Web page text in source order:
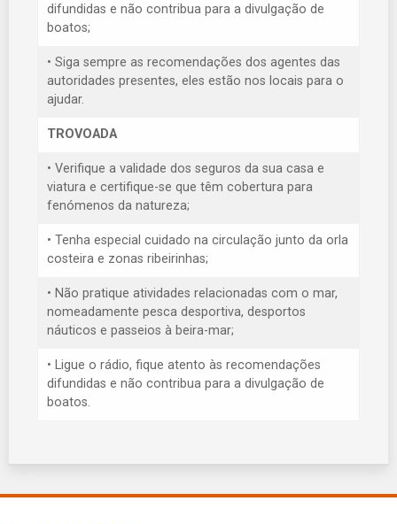
difundidas e não contribua para a divulgação de
boatos;
• Siga sempre as recomendações dos agentes das
autoridades presentes, eles estão nos locais para o
ajudar.
TROVOADA
• Verifique a validade dos seguros da sua casa e
viatura e certifique-se que têm cobertura para
fenómenos da natureza;
• Tenha especial cuidado na circulação junto da orla
costeira e zonas ribeirinhas;
• Não pratique atividades relacionadas com o mar,
nomeadamente pesca desportiva, desportos
náuticos e passeios à beira-mar;
• Ligue o rádio, fique atento às recomendações
difundidas e não contribua para a divulgação de
boatos.